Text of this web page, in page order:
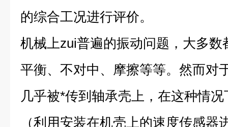
的综合工况进行评价。
机械上zui普遍的振动问题，大多
平衡、不对中、摩擦等等。然而对
几乎被*传到轴承壳上，在这种情
（利用安装在机壳上的速度传感器